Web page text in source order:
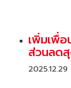
เพิ่มเพื่อ
ส่วนลด
2025.12.29